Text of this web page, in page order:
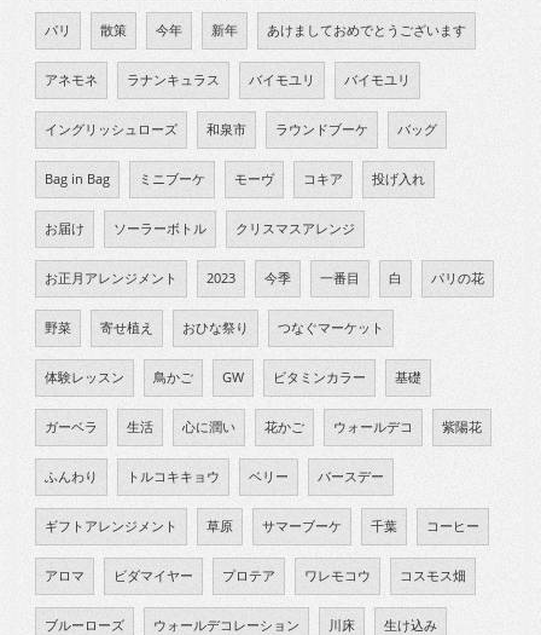
パリ 散策 今年 新年 あけましておめでとうございます
アネモネ ラナンキュラス バイモユリ バイモユリ
イングリッシュローズ 和泉市 ラウンドブーケ バッグ
Bag in Bag ミニブーケ モーヴ コキア 投げ入れ
お届け ソーラーボトル クリスマスアレンジ
お正月アレンジメント 2023 今季 一番目 白 パリの花
野菜 寄せ植え おひな祭り つなぐマーケット
体験レッスン 鳥かご GW ビタミンカラー 基礎
ガーベラ 生活 心に潤い 花かご ウォールデコ 紫陽花
ふんわり トルコキキョウ ベリー バースデー
ギフトアレンジメント 草原 サマーブーケ 千葉 コーヒー
アロマ ビダマイヤー プロテア ワレモコウ コスモス畑
ブルーローズ ウォールデコレーション 川床 生け込み